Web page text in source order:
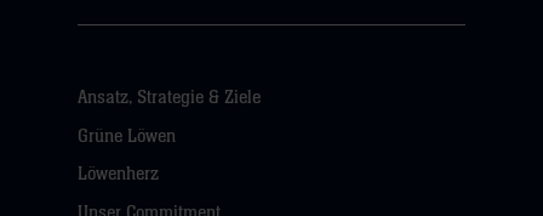
Ansatz, Strategie & Ziele
Grüne Löwen
Löwenherz